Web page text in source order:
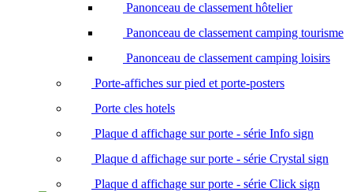
Panonceau de classement hôtelier
Panonceau de classement camping tourisme
Panonceau de classement camping loisirs
Porte-affiches sur pied et porte-posters
Porte cles hotels
Plaque d affichage sur porte - série Info sign
Plaque d affichage sur porte - série Crystal sign
Plaque d affichage sur porte - série Click sign